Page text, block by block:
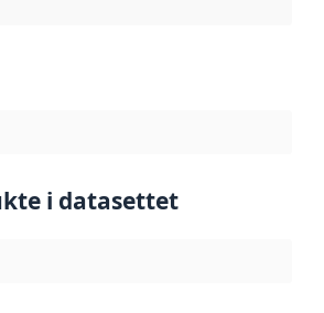
i datasettet